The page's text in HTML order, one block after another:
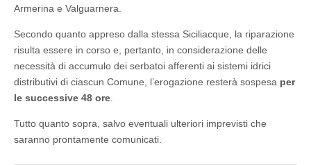
Armerina e Valguarnera.
Secondo quanto appreso dalla stessa Siciliacque, la riparazione
risulta essere in corso e, pertanto, in considerazione delle
necessità di accumulo dei serbatoi afferenti ai sistemi idrici
distributivi di ciascun Comune, l’erogazione resterà sospesa per
le successive 48 ore
Tutto quanto sopra, salvo eventuali ulteriori imprevisti che
saranno prontamente comunicati.